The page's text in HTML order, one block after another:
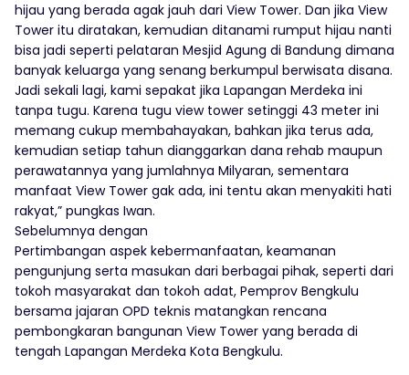
hijau yang berada agak jauh dari View Tower. Dan jika View
Tower itu diratakan, kemudian ditanami rumput hijau nanti
bisa jadi seperti pelataran Mesjid Agung di Bandung dimana
banyak keluarga yang senang berkumpul berwisata disana.
Jadi sekali lagi, kami sepakat jika Lapangan Merdeka ini
tanpa tugu. Karena tugu view tower setinggi 43 meter ini
memang cukup membahayakan, bahkan jika terus ada,
kemudian setiap tahun dianggarkan dana rehab maupun
perawatannya yang jumlahnya Milyaran, sementara
manfaat View Tower gak ada, ini tentu akan menyakiti hati
rakyat,” pungkas Iwan.
Sebelumnya dengan
Pertimbangan aspek kebermanfaatan, keamanan
pengunjung serta masukan dari berbagai pihak, seperti dari
tokoh masyarakat dan tokoh adat, Pemprov Bengkulu
bersama jajaran OPD teknis matangkan rencana
pembongkaran bangunan View Tower yang berada di
tengah Lapangan Merdeka Kota Bengkulu.